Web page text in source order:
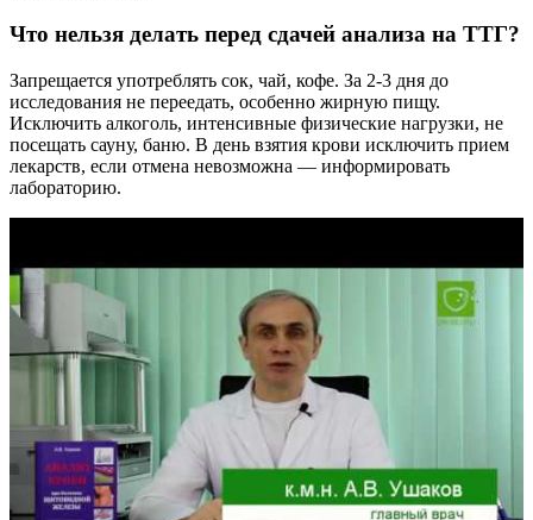
Что нельзя делать перед сдачей анализа на ТТГ?
Запрещается употреблять сок, чай, кофе. За 2-3 дня до
исследования не переедать, особенно жирную пищу.
Исключить алкоголь, интенсивные физические нагрузки, не
посещать сауну, баню. В день взятия крови исключить прием
лекарств, если отмена невозможна — информировать
лабораторию.